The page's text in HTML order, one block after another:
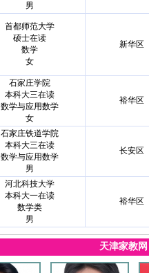
男
首都师范大学
硕士在读
数学
女
新华区
石家庄学院
本科大三在读
数学与应用数学
女
裕华区
石家庄铁道学院
本科大三在读
数学与应用数学
男
长安区
河北科技大学
本科大一在读
数学类
男
裕华区
天津家教